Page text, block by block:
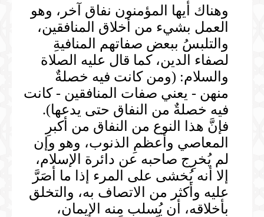
وهناك أيها المؤمنون نفاق آخر، وهو
العمل بشيء من أخلاق المنافقين،
والتلبسُ ببعض صفاتهم المنافيةِ
لصفاء الدين، كما قال عليه الصلاة
والسلام: (ومن كانت فيه خصلةٌ
منهن - يعني صفات المنافقين - كانت
فيه خصلةٌ من النفاق حتى يدعها).
فإنَّ هذا النوع من النفاق من أكبرِ
المعاصي وأعظمِ الذنوب، وهو وإن
لم يُخرِج صاحبه عن دائرة الإسلام،
إلا أنه يُخشى على المرء إذا ما أصَرَّ
عليه وأكثر من الاتصاف به، والتخلق
بأخلاقه، أن يُسلب منه الإيمان،